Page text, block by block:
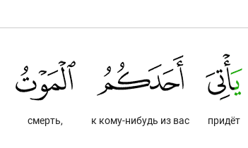
придёт
к кому-нибудь из вас
смерть,